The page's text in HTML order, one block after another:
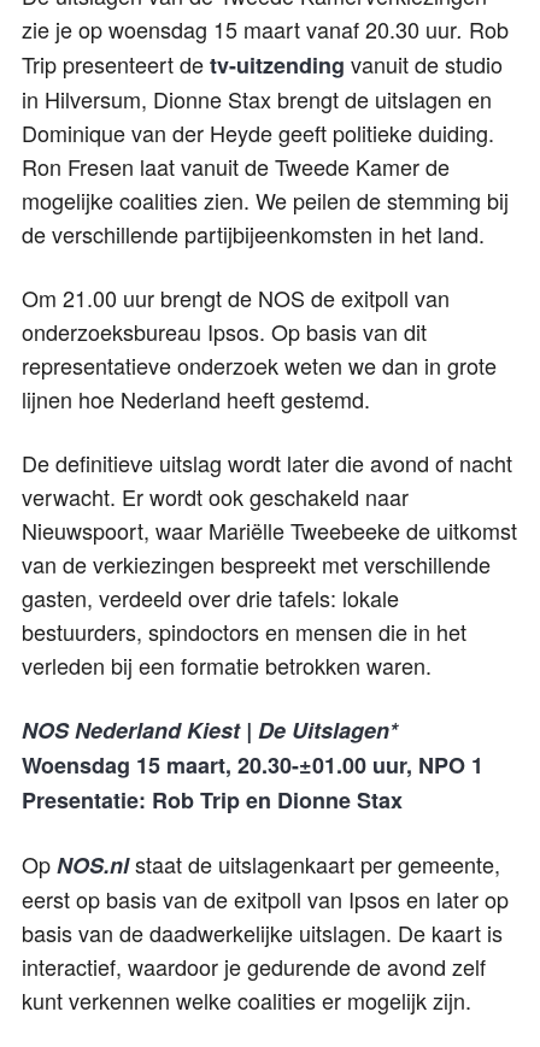
zie je op woensdag 15 maart vanaf 20.30 uur. Rob
Trip presenteert detv-uitzending vanuit de studio
in Hilversum, Dionne Stax brengt de uitslagen en
Dominique van der Heyde geeft politieke duiding.
Ron Fresen laat vanuit de Tweede Kamer de
mogelijke coalities zien. We peilen de stemming bij
de verschillende partijbijeenkomsten in het land.
Om 21.00 uur brengt de NOS de exitpoll van
onderzoeksbureau Ipsos. Op basis van dit
representatieve onderzoek weten we dan in grote
lijnen hoe Nederland heeft gestemd.
De definitieve uitslag wordt later die avond of nacht
verwacht. Er wordt ook geschakeld naar
Nieuwspoort, waar Mariëlle Tweebeeke de uitkomst
van de verkiezingen bespreekt met verschillende
gasten, verdeeld over drie tafels: lokale
bestuurders, spindoctors en mensen die in het
verleden bij een formatie betrokken waren.
NOS Nederland Kiest | De Uitslagen*
Woensdag 15 maart, 20.30-±01.00 uur, NPO 1
Presentatie: Rob Trip en Dionne Stax
OpNOS.nlstaat de uitslagenkaart per gemeente,
eerst op basis van de exitpoll van Ipsos en later op
basis van de daadwerkelijke uitslagen. De kaart is
interactief, waardoor je gedurende de avond zelf
kunt verkennen welke coalities er mogelijk zijn.